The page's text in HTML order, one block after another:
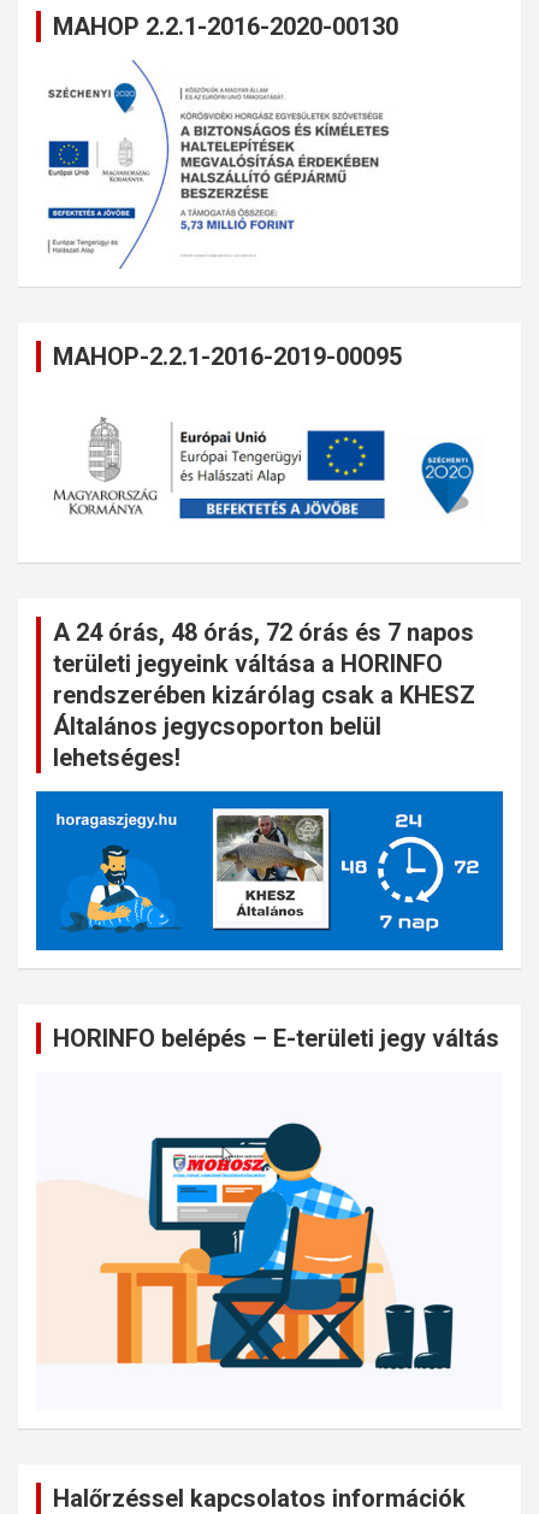
MAHOP 2.2.1-2016-2020-00130
MAHOP-2.2.1-2016-2019-00095
A 24 órás, 48 órás, 72 órás és 7 napos
területi jegyeink váltása a HORINFO
rendszerében kizárólag csak a KHESZ
Általános jegycsoporton belül
lehetséges!
HORINFO belépés – E-területi jegy váltás
Halőrzéssel kapcsolatos információk